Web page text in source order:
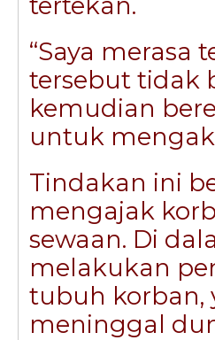
“Saya merasa
tersebut tidak
kemudian
untuk
Tindakan ini
mengajak
sewaan. Di
melakukan
tubuh korban,
meninggal